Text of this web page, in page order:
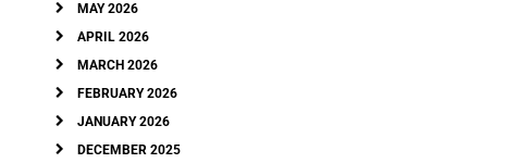
MAY 2026
APRIL 2026
MARCH 2026
FEBRUARY 2026
JANUARY 2026
DECEMBER 2025